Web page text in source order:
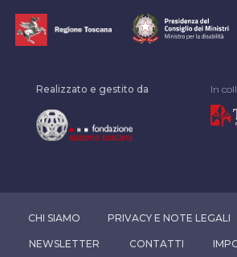
Realizzato e gestito da In
CHI SIAMO PRIVACY E NOTE LEGALI
NEWSLETTER CONTATTI